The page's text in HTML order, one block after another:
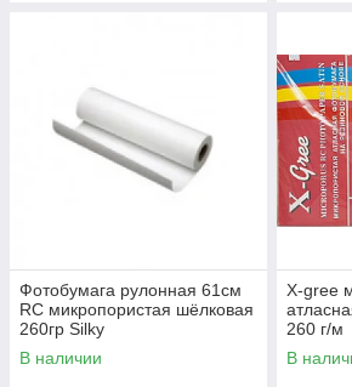
Фотобумага рулонная 61см
RC микропористая шёлковая
260гр Silky
В наличии
X-gree
260 г/м
В